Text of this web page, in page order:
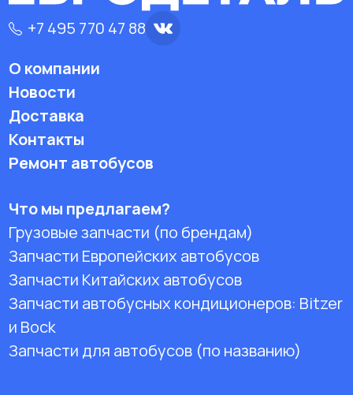
+7 495 770 47 88
О компании
Новости
Доставка
Контакты
Ремонт автобусов
Что мы предлагаем?
Грузовые запчасти (по брендам)
Запчасти Европейских автобусов
Запчасти Китайских автобусов
Запчасти автобусных кондиционеров: Bitzer
и Bock
Запчасти для автобусов (по названию)